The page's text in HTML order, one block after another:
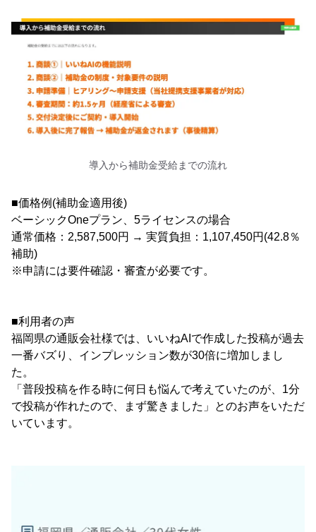
導入から補助金受給までの流れ
■価格例(補助金適用後)
ベーシックOneプラン、5ライセンスの場合
通常価格：2,587,500円 → 実質負担：1,107,450円(42.8％
補助)
※申請には要件確認・審査が必要です。
■利用者の声
福岡県の通販会社様では、いいねAIで作成した投稿が過去
一番バズり、インプレッション数が30倍に増加しまし
た。
「普段投稿を作る時に何日も悩んで考えていたのが、1分
で投稿が作れたので、まず驚きました」とのお声をいただ
いています。